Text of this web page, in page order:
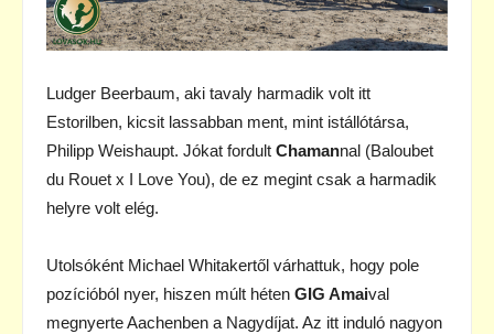
Ludger Beerbaum, aki tavaly harmadik volt itt
Estorilben, kicsit lassabban ment, mint istállótársa,
Philipp Weishaupt. Jókat fordult Chamannal (Baloubet
du Rouet x I Love You), de ez megint csak a harmadik
helyre volt elég.
Utolsóként Michael Whitakertől várhattuk, hogy pole
pozícióból nyer, hiszen múlt héten GIG Amaival
megnyerte Aachenben a Nagydíjat. Az itt induló nagyon